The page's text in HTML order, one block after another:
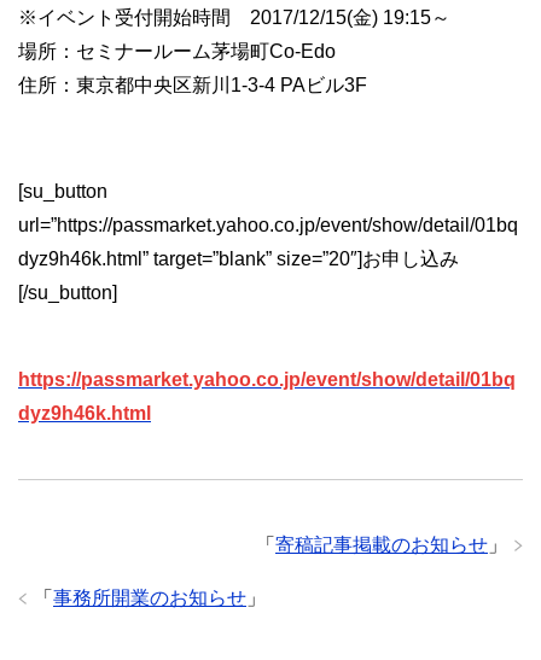
※イベント受付開始時間 2017/12/15(金) 19:15～
場所：セミナールーム茅場町Co-Edo
住所：東京都中央区新川1-3-4 PAビル3F
[su_button
url=”https://passmarket.yahoo.co.jp/event/show/detail/01bq
dyz9h46k.html” target=”blank” size=”20″]お申し込み
[/su_button]
https://passmarket.yahoo.co.jp/event/show/detail/01bq
dyz9h46k.html
「 寄稿記事掲載のお知らせ 」
「 事務所開業のお知らせ 」